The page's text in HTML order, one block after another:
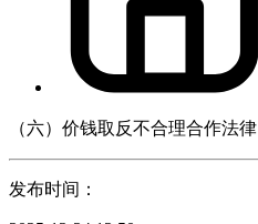
（六）价钱取反不合理合作法律
发布时间：